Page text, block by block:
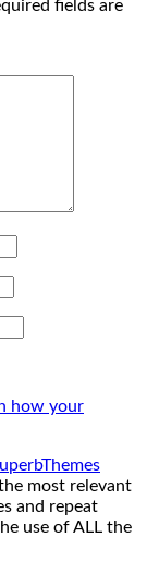
fields are
how your
most relevant
and repeat
use of ALL the